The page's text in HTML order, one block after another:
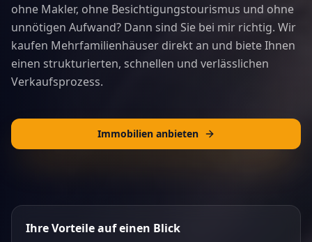
ohne Makler, ohne Besichtigungstourismus und ohne
unnötigen Aufwand? Dann sind Sie bei mir richtig. Wir
kaufen Mehrfamilienhäuser direkt an und biete Ihnen
einen strukturierten, schnellen und verlässlichen
Verkaufsprozess.
Immobilien anbieten
Ihre Vorteile auf einen Blick